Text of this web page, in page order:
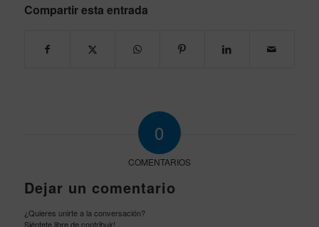
Compartir esta entrada
0
COMENTARIOS
Dejar un comentario
¿Quieres unirte a la conversación?
Siéntete libre de contribuir!